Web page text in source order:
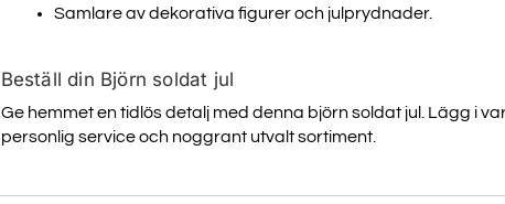
Samlare av dekorativa figurer och julprydnader.
Beställ din Björn soldat jul
Ge hemmet en tidlös detalj med denna björn soldat jul. Lägg i
personlig service och noggrant utvalt sortiment.